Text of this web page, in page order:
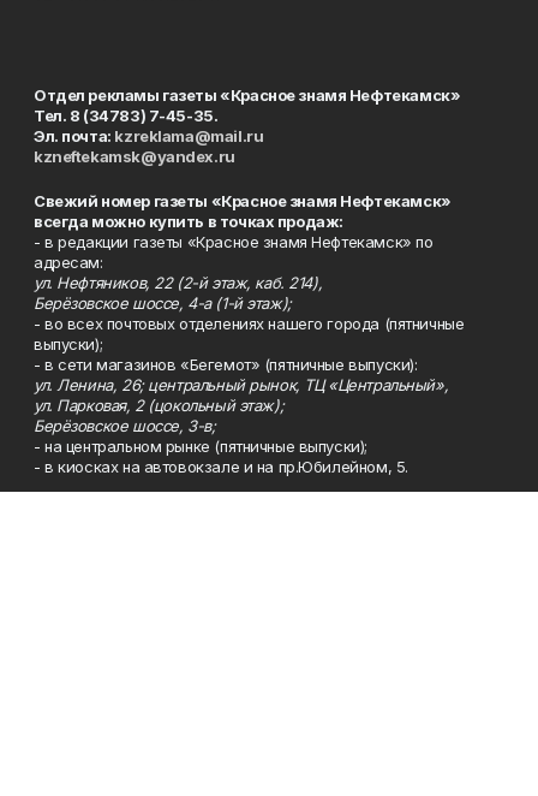
Отдел рекламы газеты «Красное знамя Нефтекамск»
Тел. 8 (34783) 7-45-35.
Эл. почта: kzreklama@mail.ru
kzneftekamsk@yandex.ru
Свежий номер газеты «Красное знамя Нефтекамск»
всегда можно купить в точках продаж:
- в редакции газеты «Красное знамя Нефтекамск» по
адресам:
ул. Нефтяников, 22 (2-й этаж, каб. 214),
Берёзовское шоссе, 4-а (1-й этаж);
- во всех почтовых отделениях нашего города (пятничные
выпуски);
- в сети магазинов «Бегемот» (пятничные выпуски):
ул. Ленина, 26; центральный рынок, ТЦ «Центральный»,
ул. Парковая, 2 (цокольный этаж);
Берёзовское шоссе, 3-в;
- на центральном рынке (пятничные выпуски);
- в киосках на автовокзале и на пр.Юбилейном, 5.